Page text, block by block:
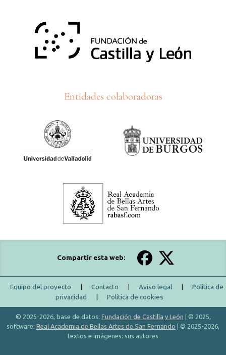
Entidades colaboradoras
Compartir esta web:
Equipo del proyecto | Contacto | Aviso legal |
Política de
privacidad
| Política de cookies
© 2025-2026, base de datos: Fundación de Castilla y León | © 2025,
software: Real Academia de Bellas Artes de San Fernando | © 2025-2026,
textos e imágenes: sus autores